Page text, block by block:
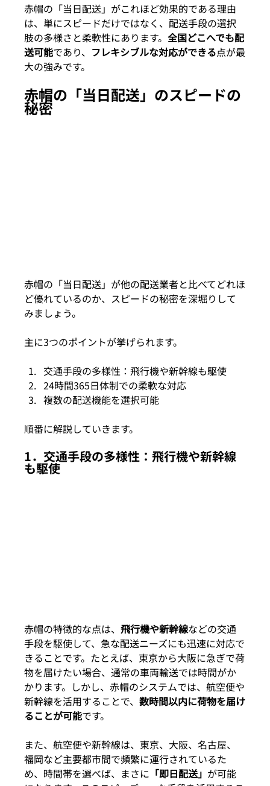
赤帽の「当日配送」がこれほど効果的である理由
は、単にスピードだけではなく、配送手段の選択
肢の多様さと柔軟性にあります。全国どこへでも配
送可能であり、 フレキシブルな対応ができる点が最
大の強みです。
赤帽の「当日配送」のスピードの
秘密
赤帽の「当日配送」が他の配送業者と比べてどれほ
ど優れているのか、スピードの秘密を深堀りして
みましょう。
主に3つのポイントが挙げられます。
交通手段の多様性：飛行機や新幹線も駆使
24時間365日体制での柔軟な対応
複数の配送機能を選択可能
順番に解説していきます。
1．交通手段の多様性：飛行機や新幹線
も駆使
赤帽の特徴的な点は、飛行機や新幹線などの交通
手段を駆使して、急な配送ニーズにも迅速に対応で
きることです。たとえば、東京から大阪に急ぎで荷
物を届けたい場合、通常の車両輸送では時間がか
かります。しかし、赤帽のシステムでは、航空便や
新幹線を活用することで、数時間以内に荷物を届け
ることが可能です。
また、航空便や新幹線は、東京、大阪、名古屋、
福岡など主要都市間で頻繁に運行されているた
め、時間帯を選べば、まさに 「即日配送」 が可能